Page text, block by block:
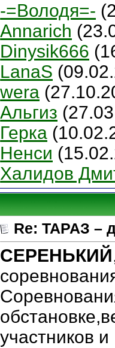
-=Володя=-
Annarich
Dinysik666
LanaS
wera
Альгиз
Герка
Ненси
Халидов
Re: ТАРАЗ –
СЕРЕНЬКИЙ
участников